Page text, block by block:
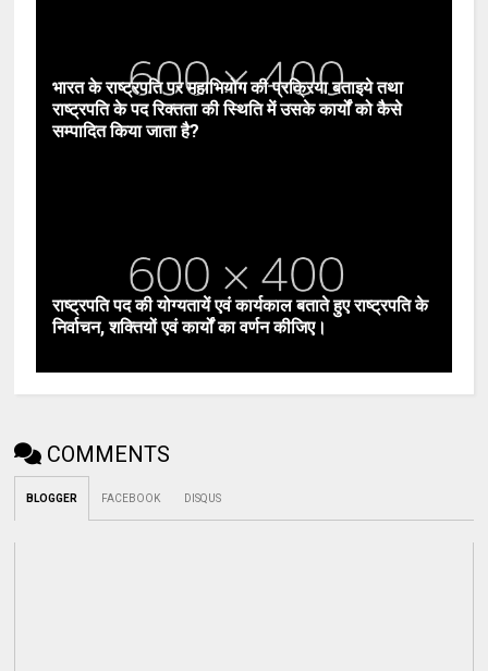
भारत के राष्ट्रपति पर महाभियोग की प्रक्रिया बताइये तथा
राष्ट्रपति के पद रिक्तता की स्थिति में उसके कार्यों को कैसे
सम्पादित किया जाता है?
राष्ट्रपति पद की योग्यतायें एवं कार्यकाल बताते हुए राष्ट्रपति के
निर्वाचन, शक्तियों एवं कार्यों का वर्णन कीजिए।
COMMENTS
BLOGGER FACEBOOK DISQUS